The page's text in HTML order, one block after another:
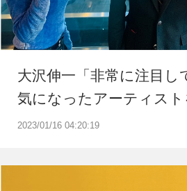
2023/01/16 04:20:19
大沢伸一「非常に注目し
気になったアーティス